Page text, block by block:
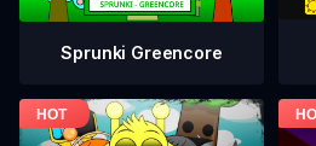
Sprunki Greencore